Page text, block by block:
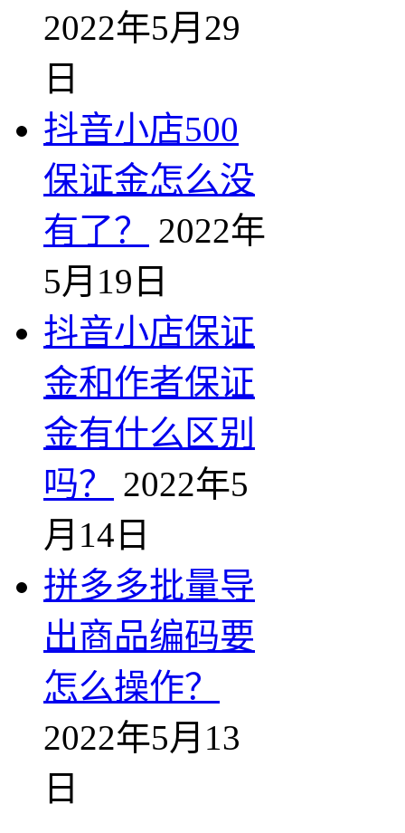
2022年5月29
日
抖音小店500
保证金怎么没
有了？
2022年
5月19日
抖音小店保证
金和作者保证
金有什么区别
吗？
2022年5
月14日
拼多多批量导
出商品编码要
怎么操作？
2022年5月13
日